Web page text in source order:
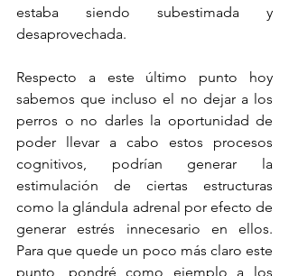
estaba siendo subestimada y
desaprovechada.
Respecto a este último punto hoy
sabemos que incluso el no dejar a los
perros o no darles la oportunidad de
poder llevar a cabo estos procesos
cognitivos, podrían generar la
estimulación de ciertas estructuras
como la glándula adrenal por efecto de
generar estrés innecesario en ellos.
Para que quede un poco más claro este
punto, pondré como ejemplo a los